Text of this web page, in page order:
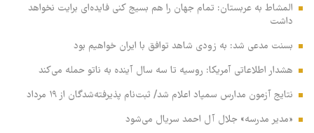
المشاط به عربستان: تمام جهان را هم بسیج کنی فایده‌ای برایت نخواهد
داشت
بسنت مدعی شد: به زودی شاهد توافق با ایران خواهیم بود
هشدار اطلاعاتی آمریکا: روسیه تا سه سال آینده به ناتو حمله می‌کند
نتایج آزمون مدارس سمپاد اعلام شد/ ثبت‌نام پذیرفته‌شدگان از ۱۹ مرداد
«مدیر مدرسه» جلال آل احمد سریال می‌شود